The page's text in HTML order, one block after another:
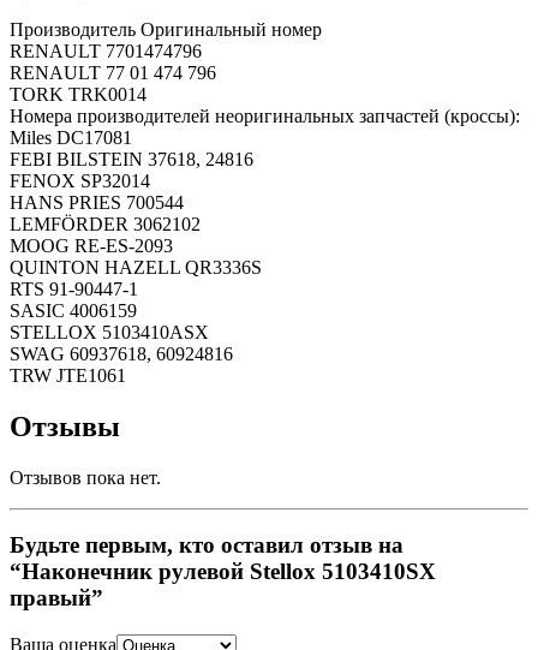
Производитель Оригинальный номер
RENAULT 7701474796
RENAULT 77 01 474 796
TORK TRK0014
Номера производителей неоригинальных запчастей (кроссы):
Miles DC17081
FEBI BILSTEIN 37618, 24816
FENOX SP32014
HANS PRIES 700544
LEMFÖRDER 3062102
MOOG RE-ES-2093
QUINTON HAZELL QR3336S
RTS 91-90447-1
SASIC 4006159
STELLOX 5103410ASX
SWAG 60937618, 60924816
TRW JTE1061
Отзывы
Отзывов пока нет.
Будьте первым, кто оставил отзыв на
“Наконечник рулевой Stellox 5103410SX
правый”
Ваша оценка